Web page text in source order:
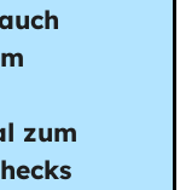
zum